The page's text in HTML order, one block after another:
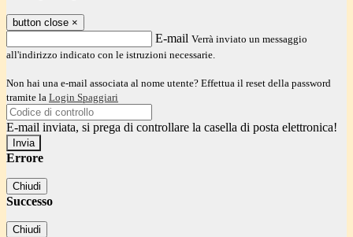
button close ×
E-mail Verrà inviato un messaggio
all'indirizzo indicato con le istruzioni necessarie.
Non hai una e-mail associata al nome utente? Effettua il reset della password
tramite la Login Spaggiari
E-mail inviata, si prega di controllare la casella di posta elettronica!
Errore
Chiudi
Successo
Chiudi